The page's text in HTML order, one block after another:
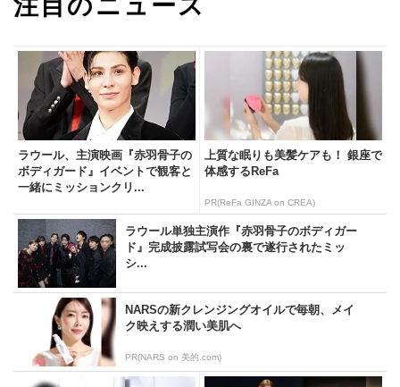
注目のニュース
ラウール、主演映画『赤羽骨子の
ボディガード』イベントで観客と
一緒にミッションクリ...
上質な眠りも美髪ケアも！ 銀座で
体感するReFa
PR(ReFa GINZA on CREA)
ラウール単独主演作『赤羽骨子のボディガー
ド』完成披露試写会の裏で遂行されたミッ
シ...
NARSの新クレンジングオイルで毎朝、メイ
ク映えする潤い美肌へ
PR(NARS on 美的.com)